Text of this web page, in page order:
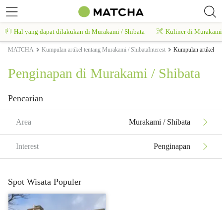
Hal yang dapat dilakukan di Murakami / Shibata Kuliner di
MATCHA Kumpulan artikel tentang Murakami / ShibataInterest Kumpulan artikel
Penginapan di Murakami / Shibata
Pencarian
Area Murakami / Shibata
Interest Penginapan
Spot Wisata Populer